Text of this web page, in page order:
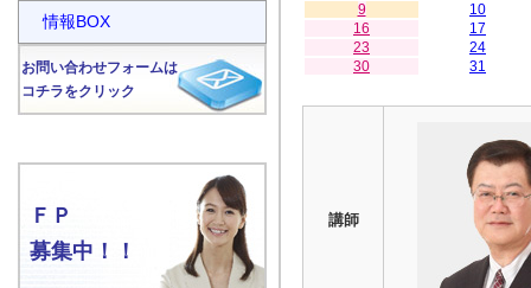
9
10
16
17
23
24
30
31
講師
情報BOX
お問い合わせフォームは
コチラをクリック
ＦＰ
募集中！！